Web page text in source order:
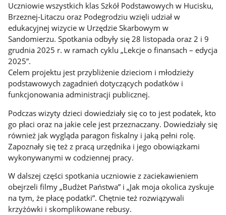
Uczniowie wszystkich klas Szkół Podstawowych w Hucisku,
Brzeznej-Litaczu oraz Podegrodziu wzięli udział w
edukacyjnej wizycie w Urzędzie Skarbowym w
Sandomierzu. Spotkania odbyły się 28 listopada oraz 2 i 9
grudnia 2025 r. w ramach cyklu „Lekcje o finansach – edycja
2025”.
Celem projektu jest przybliżenie dzieciom i młodzieży
podstawowych zagadnień dotyczących podatków i
funkcjonowania administracji publicznej.
Podczas wizyty dzieci dowiedziały się co to jest podatek, kto
go płaci oraz na jakie cele jest przeznaczany. Dowiedziały się
również jak wygląda paragon fiskalny i jaką pełni rolę.
Zapoznały się też z pracą urzędnika i jego obowiązkami
wykonywanymi w codziennej pracy.
W dalszej części spotkania uczniowie z zaciekawieniem
obejrzeli filmy „Budżet Państwa” i „Jak moja okolica zyskuje
na tym, że płacę podatki”. Chętnie też rozwiązywali
krzyżówki i skomplikowane rebusy.